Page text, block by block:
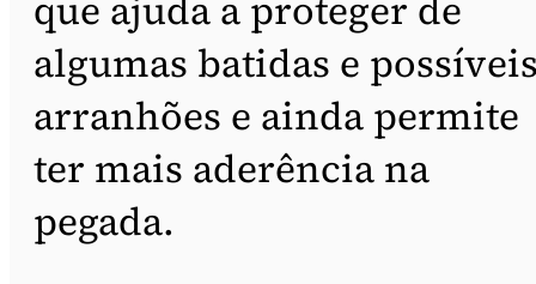
algumas batidas e
arranhões e ainda permite
ter mais aderência na
pegada.